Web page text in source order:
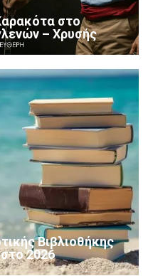
στο
– Χρυσής
Βιβλιοθήκης
2026